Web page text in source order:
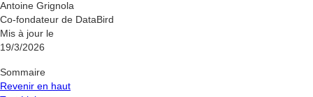
Antoine Grignola
Co-fondateur de DataBird
Mis à jour le
19/3/2026
Sommaire
Revenir en haut